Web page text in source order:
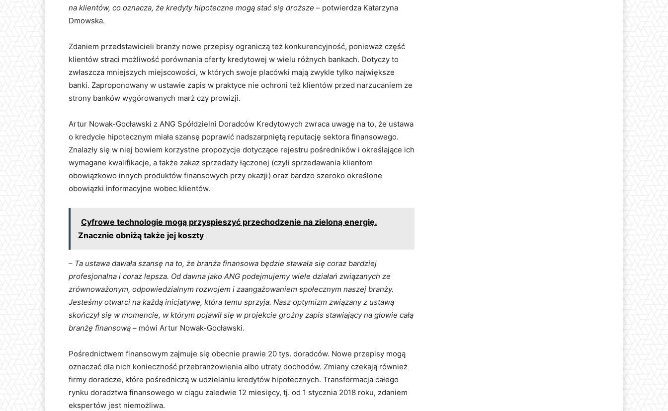
na klientów, co oznacza, że kredyty hipoteczne mogą stać się droższe – potwierdza Katarzyna
Dmowska.
Zdaniem przedstawicieli branży nowe przepisy ograniczą też konkurencyjność, ponieważ część
klientów straci możliwość porównania oferty kredytowej w wielu różnych bankach. Dotyczy to
zwłaszcza mniejszych miejscowości, w których swoje placówki mają zwykle tylko największe
banki. Zaproponowany w ustawie zapis w praktyce nie ochroni też klientów przed narzucaniem ze
strony banków wygórowanych marż czy prowizji.
Artur Nowak-Gocławski z ANG Spółdzielni Doradców Kredytowych zwraca uwagę na to, że ustawa
o kredycie hipotecznym miała szansę poprawić nadszarpniętą reputację sektora finansowego.
Znalazły się w niej bowiem korzystne propozycje dotyczące rejestru pośredników i określające ich
wymagane kwalifikacje, a także zakaz sprzedaży łączonej (czyli sprzedawania klientom
obowiązkowo innych produktów finansowych przy okazji) oraz bardzo szeroko określone
obowiązki informacyjne wobec klientów.
Cyfrowe technologie mogą przyspieszyć przechodzenie na zieloną energię.
Znacznie obniżą także jej koszty
– Ta ustawa dawała szansę na to, że branża finansowa będzie stawała się coraz bardziej
profesjonalna i coraz lepsza. Od dawna jako ANG podejmujemy wiele działań związanych ze
zrównoważonym, odpowiedzialnym rozwojem i zaangażowaniem społecznym naszej branży.
Jesteśmy otwarci na każdą inicjatywę, która temu sprzyja. Nasz optymizm związany z ustawą
skończył się w momencie, w którym pojawił się w projekcie groźny zapis stawiający na głowie całą
branżę finansową – mówi Artur Nowak-Gocławski.
Pośrednictwem finansowym zajmuje się obecnie prawie 20 tys. doradców. Nowe przepisy mogą
oznaczać dla nich konieczność przebranżowienia albo utraty dochodów. Zmiany czekają również
firmy doradcze, które pośredniczą w udzielaniu kredytów hipotecznych. Transformacja całego
rynku doradztwa finansowego w ciągu zaledwie 12 miesięcy, tj. od 1 stycznia 2018 roku, zdaniem
ekspertów jest niemożliwa.